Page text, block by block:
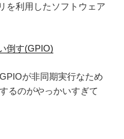
を利用したソフトウェア
倒す(GPIO)
が非同期実行なため
るのがやっかいすぎて